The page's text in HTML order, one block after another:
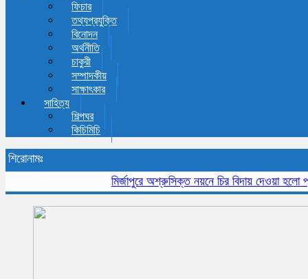
ফিচার
তথ্যপ্রযুক্তি
বিনোদন
অর্থনীতি
চাকুরী
সম্পাদকীয়
সাক্ষাৎকার
সাহিত্য
শিল্পঘর
কিচিমিচি
শিরোনামঃ
মির্জাপুরে অশ্রুসিক্ত নয়নে চির বিদায় দেওয়া হলো প্রবীন